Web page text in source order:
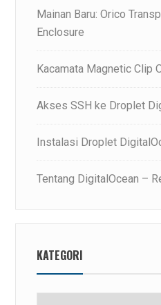
Mainan Baru: Orico
Enclosure
Kacamata Magnetic Clip
Akses SSH ke Droplet
Instalasi Droplet
Tentang DigitalOcean –
KATEGORI